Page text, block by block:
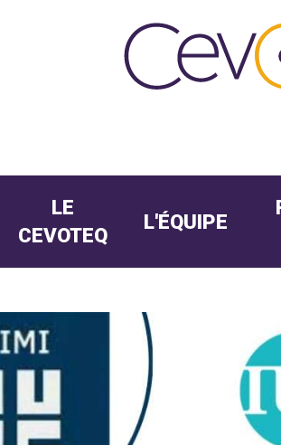
LE
CEVOTEQ
L'ÉQUIPE